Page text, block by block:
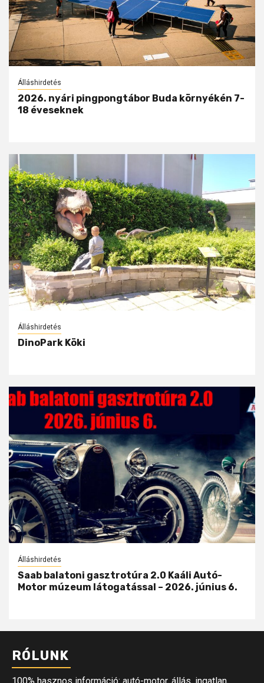
Álláshirdetés
2026. nyári pingpongtábor Buda környékén 7-
18 éveseknek
Álláshirdetés
DinoPark Köki
Álláshirdetés
Saab balatoni gasztrotúra 2.0 Kaáli Autó-
Motor múzeum látogatással – 2026. június 6.
RÓLUNK